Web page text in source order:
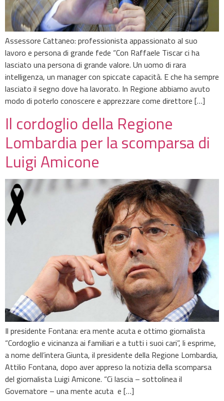
Assessore Cattaneo: professionista appassionato al suo
lavoro e persona di grande fede “Con Raffaele Tiscar ci ha
lasciato una persona di grande valore. Un uomo di rara
intelligenza, un manager con spiccate capacità. E che ha sempre
lasciato il segno dove ha lavorato. In Regione abbiamo avuto
modo di poterlo conoscere e apprezzare come direttore […]
Il cordoglio della Regione
Lombardia per la scomparsa di
Luigi Amicone
Il presidente Fontana: era mente acuta e ottimo giornalista
“Cordoglio e vicinanza ai familiari e a tutti i suoi cari”, li esprime,
a nome dell’intera Giunta, il presidente della Regione Lombardia,
Attilio Fontana, dopo aver appreso la notizia della scomparsa
del giornalista Luigi Amicone. “Ci lascia – sottolinea il
Governatore – una mente acuta e […]